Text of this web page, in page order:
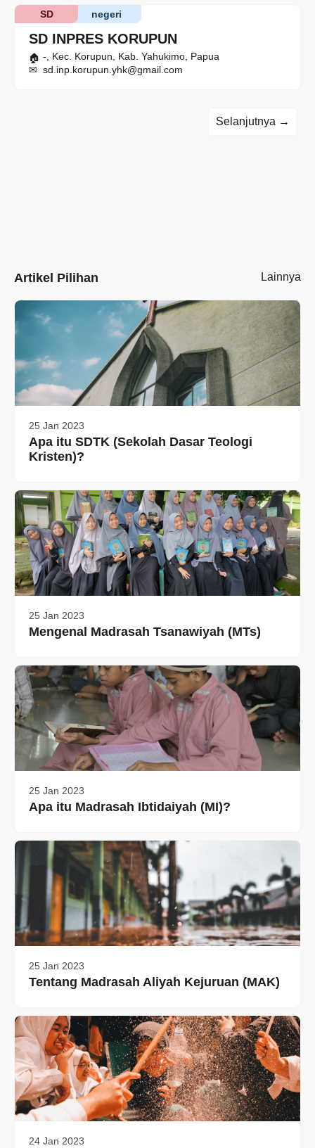
SD INPRES KORUPUN
negeri
SD
-, Kec. Korupun, Kab. Yahukimo, Papua
sd.inp.korupun.yhk@gmail.com
Selanjutnya →
Artikel Pilihan Lainnya
25 Jan 2023
Apa itu SDTK (Sekolah Dasar Teologi
Kristen)?
25 Jan 2023
Mengenal Madrasah Tsanawiyah (MTs)
25 Jan 2023
Apa itu Madrasah Ibtidaiyah (MI)?
25 Jan 2023
Tentang Madrasah Aliyah Kejuruan (MAK)
24 Jan 2023